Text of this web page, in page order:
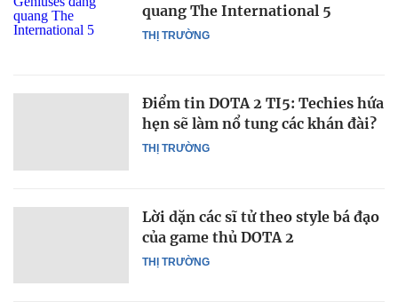
THỊ TRƯỜNG
quang The International 5
THỊ TRƯỜNG
Điểm tin DOTA 2 TI5: Techies hứa
hẹn sẽ làm nổ tung các khán đài?
THỊ TRƯỜNG
Lời dặn các sĩ tử theo style bá đạo
của game thủ DOTA 2